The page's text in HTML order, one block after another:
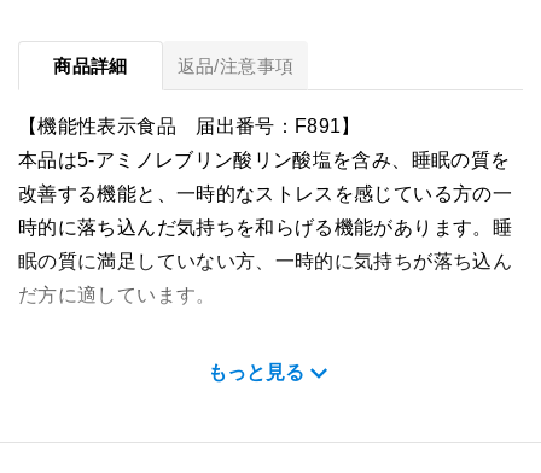
商品詳細 返品/注意事項
【機能性表示食品 届出番号：F891】
本品は5-アミノレブリン酸リン酸塩を含み、睡眠の質を
改善する機能と、一時的なストレスを感じている方の一
時的に落ち込んだ気持ちを和らげる機能があります。睡
眠の質に満足していない方、一時的に気持ちが落ち込ん
だ方に適しています。
もっと見る